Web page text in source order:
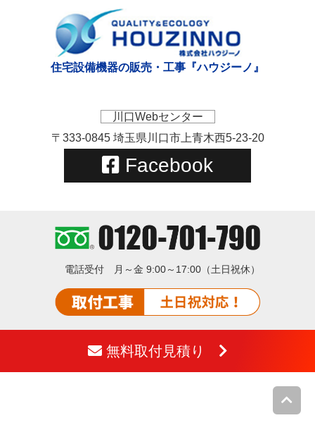
住宅設備機器の販売・工事『ハウジーノ』
川口Webセンター
〒333-0845 埼玉県川口市上青木西5-23-20
Facebook
電話受付 月～金 9:00～17:00（土日祝休）
無料取付見積り